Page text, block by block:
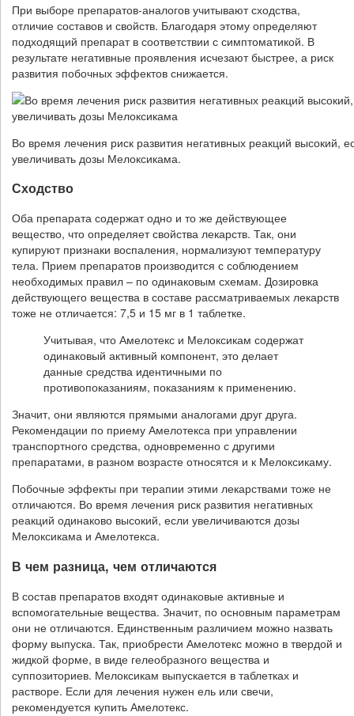
При выборе препаратов-аналогов учитывают сходства,
отличие составов и свойств. Благодаря этому определяют
подходящий препарат в соответствии с симптоматикой. В
результате негативные проявления исчезают быстрее, а риск
развития побочных эффектов снижается.
Во время лечения риск развития негативных реакций высокий,
увеличивать дозы Мелоксикама.
Сходство
Оба препарата содержат одно и то же действующее
вещество, что определяет свойства лекарств. Так, они
купируют признаки воспаления, нормализуют температуру
тела. Прием препаратов производится с соблюдением
необходимых правил – по одинаковым схемам. Дозировка
действующего вещества в составе рассматриваемых лекарств
тоже не отличается: 7,5 и 15 мг в 1 таблетке.
Учитывая, что Амелотекс и Мелоксикам содержат
одинаковый активный компонент, это делает
данные средства идентичными по
противопоказаниям, показаниям к применению.
Значит, они являются прямыми аналогами друг друга.
Рекомендации по приему Амелотекса при управлении
транспортного средства, одновременно с другими
препаратами, в разном возрасте относятся и к Мелоксикаму.
Побочные эффекты при терапии этими лекарствами тоже не
отличаются. Во время лечения риск развития негативных
реакций одинаково высокий, если увеличиваются дозы
Мелоксикама и Амелотекса.
В чем разница, чем отличаются
В состав препаратов входят одинаковые активные и
вспомогательные вещества. Значит, по основным параметрам
они не отличаются. Единственным различием можно назвать
форму выпуска. Так, приобрести Амелотекс можно в твердой и
жидкой форме, в виде гелеобразного вещества и
суппозиториев. Мелоксикам выпускается в таблетках и
растворе. Если для лечения нужен ель или свечи,
рекомендуется купить Амелотекс.